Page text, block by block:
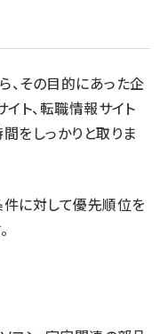
、その目的にあった企
ト、転職情報サイト
をしっかりと取りま
件に対して優先順位を